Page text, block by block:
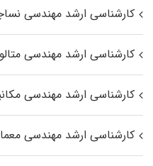
کارشناسی ارشد مهندسی
کارشناسی ارشد مهندسی
کارشناسی ارشد مهندسی
کارشناسی ارشد مهندسی